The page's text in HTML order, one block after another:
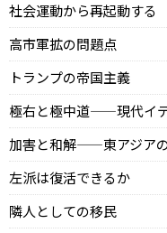
社会運動から再起動する
高市軍拡の問題点
トランプの帝国主義
極右と極中道——現代イ
加害と和解——東アジア
左派は復活できるか
隣人としての移民